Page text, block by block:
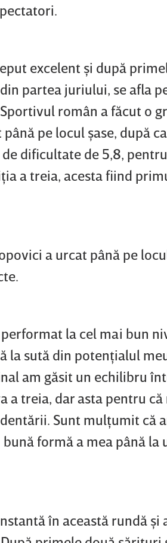
excelent şi după
partea juriului, se afla
român a făcut o
pe locul şase, după
dificultate de 5,8,
a treia, acesta fiind
a urcat până pe
la cel mai bun
la sută din potenţialul
am găsit un echilibru
a treia, dar asta pentru
Sunt mulţumit că
formă a mea până la
în această rundă